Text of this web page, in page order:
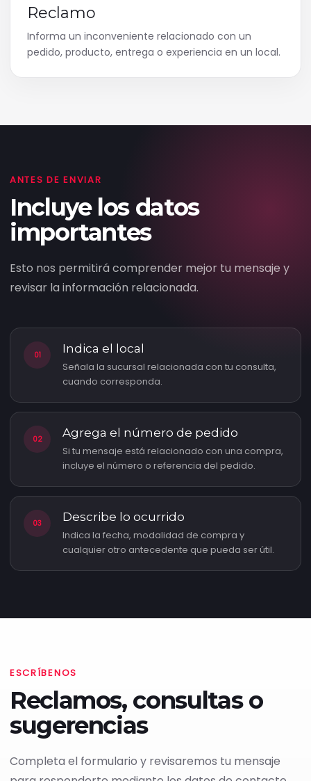
Reclamo
Informa un inconveniente relacionado con un
pedido, producto, entrega o experiencia en un local.
ANTES DE ENVIAR
Incluye los datos
importantes
Esto nos permitirá comprender mejor tu mensaje y
revisar la información relacionada.
01 Indica el local
Señala la sucursal relacionada con tu consulta,
cuando corresponda.
02 Agrega el número de pedido
Si tu mensaje está relacionado con una compra,
incluye el número o referencia del pedido.
03 Describe lo ocurrido
Indica la fecha, modalidad de compra y
cualquier otro antecedente que pueda ser útil.
ESCRÍBENOS
Reclamos, consultas o
sugerencias
Completa el formulario y revisaremos tu mensaje